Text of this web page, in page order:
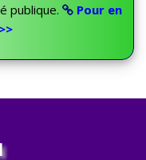
publique.
Pour en